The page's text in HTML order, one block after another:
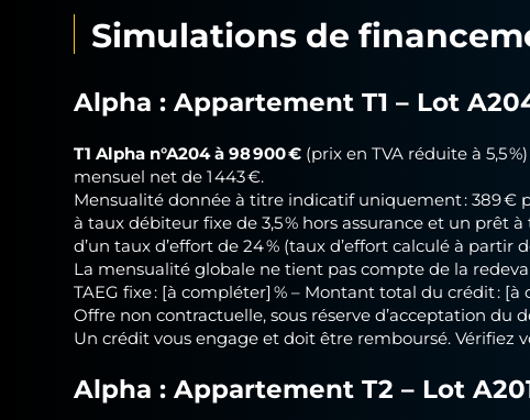
Simulations de
Alpha : AppartementT1 – Lot
T1 Alpha n°A204 à 98 900 € (prix en TVA réduite à 5,5
mensuel net de 1 443 €.
Mensualité donnée à titre indicatif uniquement : 389 €
à taux débiteur fixe de 3,5 % hors assurance et un prêt
d’un taux d’effort de 24 % (taux d’effort calculé à partir
La mensualité globale ne tient pas compte de la
TAEG fixe : [à compléter] % – Montant total du crédit :
Offre non contractuelle, sous réserve d’acceptation du
Un crédit vous engage et doit être remboursé. Vérifiez
Alpha : AppartementT2 – Lot